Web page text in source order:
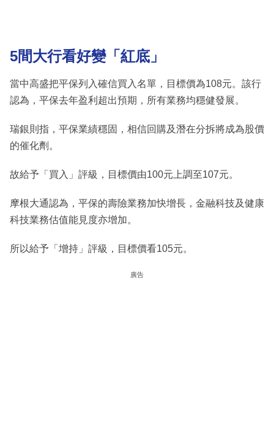
5間大行看好變「紅底」
當中高盛把平保列入確信買入名單，目標價為108元。該行
認為，平保去年盈利超出預期，所有業務均穩健發展。
瑞銀則指，平保業績穩固，相信回購及潛在分拆將成為股價
的催化劑。
故給予「買入」評級，目標價由100元上調至107元。
摩根大通認為，平保的壽險業務加快增長，金融科技及健康
科技業務估值能見度亦增加。
所以給予「增持」評級，目標價看105元。
廣告